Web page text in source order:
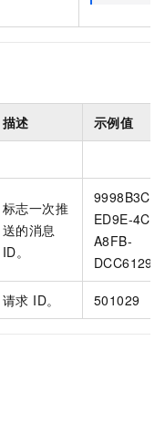
描述 示例值
标志一次推
送的消息
ID。
9998B3CC-
ED9E-
A8FB-
请求 ID。 501029